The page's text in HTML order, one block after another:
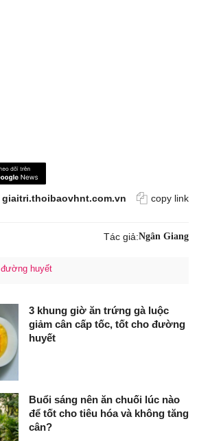
giaitri.thoibaovhnt.com.vn copy link
Tác giả:Ngân Giang
đường huyết
3 khung giờ ăn trứng gà luộc
giảm cân cấp tốc, tốt cho đường
huyết
Buổi sáng nên ăn chuối lúc nào
để tốt cho tiêu hóa và không tăng
cân?